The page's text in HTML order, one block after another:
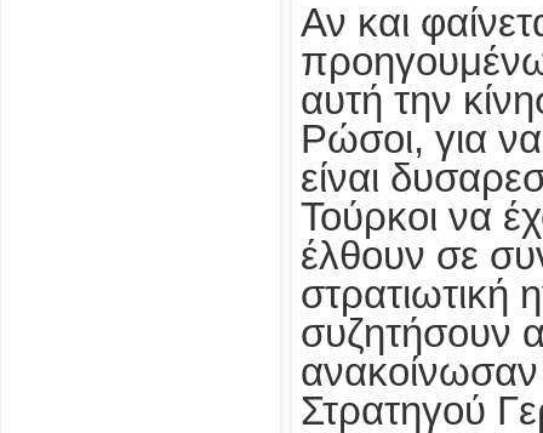
Αν και
αυτή την
Ρώσοι, για
είναι
Τούρκοι να
έλθουν σε
στρατιωτική
συζητήσουν
ανακοίνωσαν
Στρατηγού